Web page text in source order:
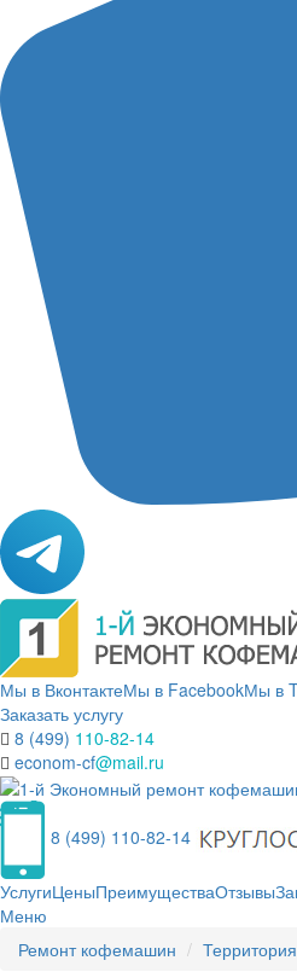
Мы в ВконтактеМы в FacebookМы в
Заказать услугу
8 (499) 110-82-14
econom-cf@mail.ru
8 (499) 110-82-14
УслугиЦеныПреимуществаОтзывы
Меню
Ремонт кофемашин